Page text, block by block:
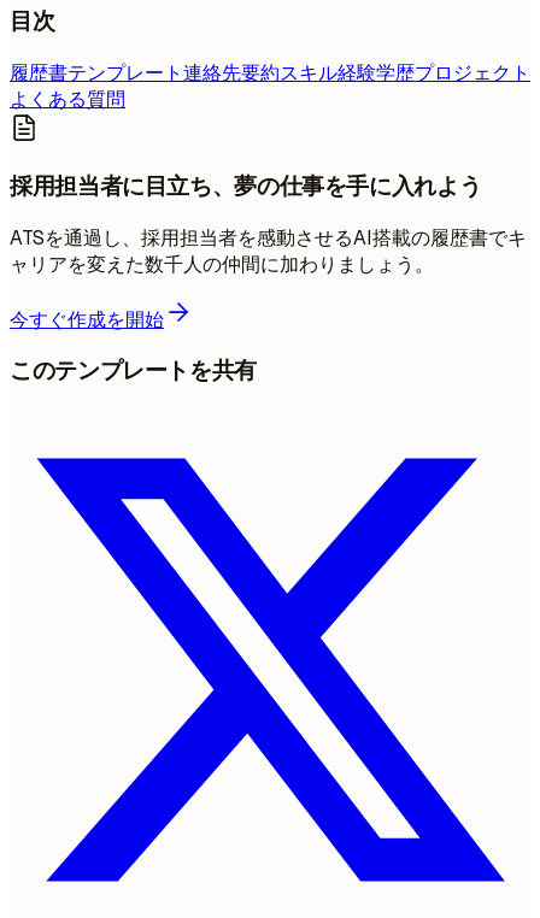
目次
履歴書テンプレート連絡先要約スキル経験学歴プロジェクト
よくある質問
採用担当者に目立ち、夢の仕事を手に入れよう
ATSを通過し、採用担当者を感動させるAI搭載の履歴書でキ
ャリアを変えた数千人の仲間に加わりましょう。
今すぐ作成を開始
このテンプレートを共有